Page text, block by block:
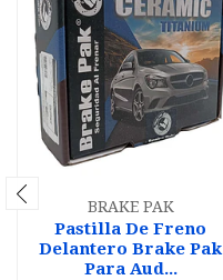
BRAKE PAK
Pastilla De Freno
Delantero Brake Pak
Para Aud...